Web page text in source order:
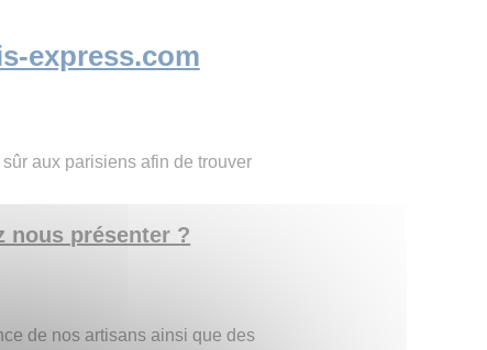
express.com
aux parisiens afin de trouver
nous présenter ?
de nos artisans ainsi que des